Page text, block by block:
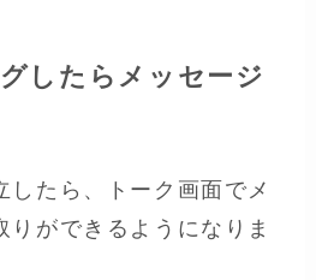
したらメッセージ
したら、トーク画面でメ
りができるようになりま